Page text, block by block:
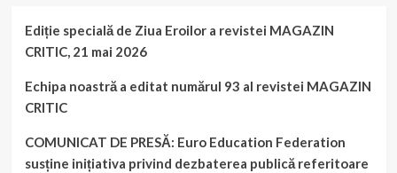
Ediție specială de Ziua Eroilor a revistei MAGAZIN
CRITIC, 21 mai 2026
Echipa noastră a editat numărul 93 al revistei MAGAZIN
CRITIC
COMUNICAT DE PRESĂ: Euro Education Federation
susține inițiativa privind dezbaterea publică referitoare